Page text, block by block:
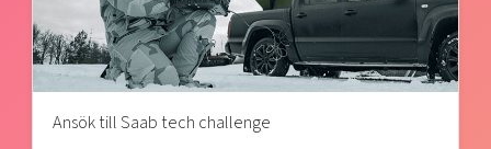
Ansök till Saab tech challenge